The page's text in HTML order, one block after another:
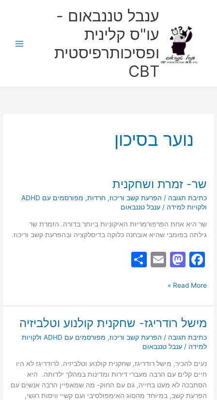
ענבל טננבאום -
עו"ס קלינית
ופסיכותרפיסטית
CBT
נוער בסיכון
שר- זמרת ושחקנית
כתיבת תגובה / הפרעת קשב וריכוז,חרדות,
מפורסמים עם ADHD
ולקויות למידה /ענבל טננבאום
שר היא אחת הפרפורמריות האיקוניות ביותר בדורה. הזמרת שר
גילתה בפומבי שהיא אובחנה כלוקה בדיסלקציה ובהפרעת קשב וריכוז.
F
c
e
b
o
o
k
M
st
o
d
o
n
E
l
e
שר-
ושחקנית
Read More »
מישל רודריגז- שחקנית קולנוע וטלביזיה
כתיבת תגובה / הפרעת קשב וריכוז,
מפורסמים עם ADHD ולקויות
למידה /ענבל טננבאום
נעים להכיר, מישל רודריגז, שחקנית קולנוע וטלביזיה. לרודריגז לא היו
חיים קלים עם הרבה מעברי דירות ומדינות במהלך ילדותה. היא
הסתבכה לא מעט בחייה, גם עם החוק- מה שמאפיין הרבה אנשים עם
הפרעת קשב, במיוחד מהסוג האימפולסיבי ועם קשיי וויסות רגשי,
מישל
שחקנית
וטלביזיה